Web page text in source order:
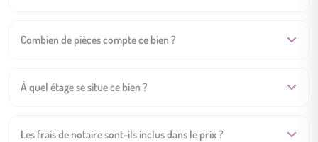
Combien de pièces compte ce bien ?
À quel étage se situe ce bien ?
Les frais de notaire sont-ils inclus dans le prix ?